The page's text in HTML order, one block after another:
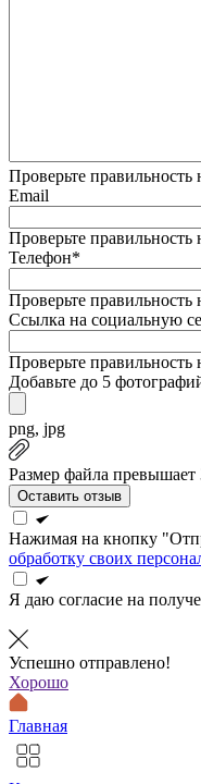
Проверьте правильность
Email
Проверьте правильность
Телефон*
Проверьте правильность
Ссылка на социальную
Проверьте правильность
Добавьте до 5
png, jpg
Размер файла превышает
Оставить отзыв
Нажимая на кнопку
обработку своих
Я даю согласие на
Успешно отправлено!
Хорошо
Главная